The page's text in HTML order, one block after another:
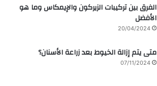
الفرق بين تركيبات الزيركون والإيمكاس وما هو
الأفضل
20/04/2024
متى يتم إزالة الخيوط بعد زراعة الأسنان؟
07/11/2024